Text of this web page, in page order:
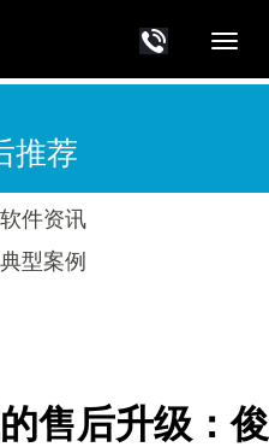
推荐
件资讯
型案例
售后升级：俊